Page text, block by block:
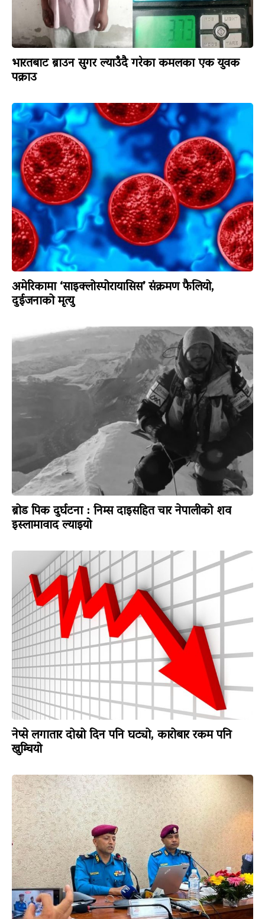
भारतबाट ब्राउन सुगर ल्याउँदै गरेका कमलका एक युवक
पक्राउ
अमेरिकामा ‘साइक्लोस्पोरायासिस’ संक्रमण फैलियो,
दुईजनाको मृत्यु
ब्रोड पिक दुर्घटना : निम्स दाइसहित चार नेपालीको शव
इस्लामावाद ल्याइयो
नेप्से लगातार दोस्रो दिन पनि घट्यो, कारोबार रकम पनि
खुम्चियो